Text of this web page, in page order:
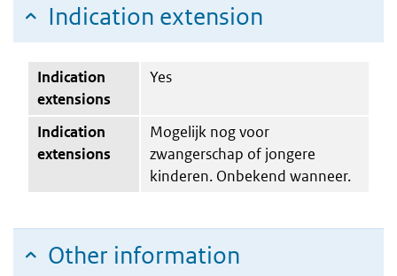
Indication extension
Indication
extensions
Yes
Indication
extensions
Mogelijk nog voor
zwangerschap of jongere
kinderen. Onbekend wanneer.
Other information